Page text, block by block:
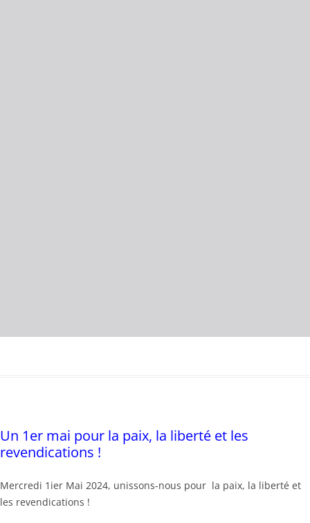
Un 1er mai pour la paix, la liberté et les
revendications !
Mercredi 1ier Mai 2024, unissons-nous pour la paix, la liberté et
les revendications !